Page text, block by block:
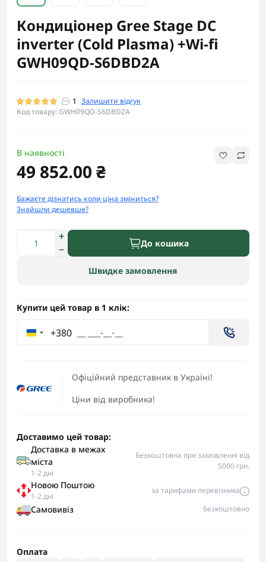
Кондиціонер Gree Stage DC
inverter (Cold Plasma) +Wi-fi
GWH09QD-S6DBD2A
1 Залишити відгук
Код товару: GWH09QD-S6DBD2A
Офіційний представник в Україні!
Ціни від виробника!
В наявності
49 852.00 ₴
Бажаєте дізнатись коли ціна зміниться?
Знайшли дешевше?
До кошика
Швидке замовлення
Купити цей товар в 1 клік:
+380
Доставимо цей товар:
Доставка в межах
міста
1-2 дні
Безкоштовна при замовленні від
5000 грн.
Новою Поштою
1-2 дні
за тарифами перевізника
Самовивіз безкоштовно
Оплата